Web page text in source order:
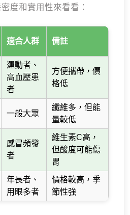
度和實用性來看看：
適合人群 備註
運動者、
高血壓患
者
方便攜帶，價
格低
一般大眾
纖維多，但能
量較低
感冒頻發
者
維生素C高，
但酸度可能傷
胃
年長者、
用眼多者
價格較高，季
節性強